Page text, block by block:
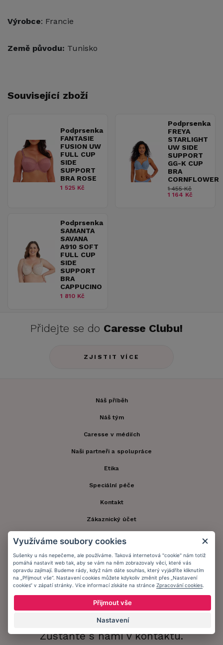
Výrobce: Francie
Země původu: Tunisko
Související zboží
Podprsenka
FANTASIE
FUSION UW
FULL CUP
SIDE
SUPPORT
BRA ROSE
1 525 Kč
Podprsenka
FREYA
STARLIGHT
UW SIDE
SUPPORT
GG-K CUP
BRA
CORNFLOWER
1 455 Kč
1 164 Kč
Podprsenka
SAMANTA
SAVANA
A910 SOFT
FULL CUP
SIDE
SUPPORT
BRA
CAPPUCINO
1 810 Kč
Přidejte se do Caresse Clubu!
ZJISTIT VÍCE
Náš příběh
Náš tým
Caresse v médiích
Naši partneři a spolupráce
Etika
Speciální péče
Kontakt
Zákaznický účet
Registrace zákazníka
Doprava a platba
Obchodní podmínky
Ochrana osobních údajů
Informační memorandum
Zůstaňte s námi v kontaktu.
Využíváme soubory cookies
Sušenky u nás nepečeme, ale používáme. Taková internetová "cookie" nám totiž
pomáhá nastavit web tak, aby se vám na něm zobrazovaly věci, které vás
opravdu zajímají. Budeme rády, když nám dáte souhlas, který vyjádříte kliknutím
na „Přijmout vše“. Nastavení cookies můžete kdykoliv změnit přes „Nastavení
cookies“ v zápatí stránky. Více informací získáte na stránce Zpracování cookies.
Přijmout vše
Nastavení